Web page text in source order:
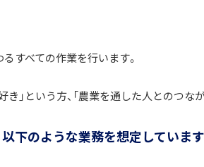
るすべての作業を行います。
き」という方、「農業を通した人とのつな
下のような業務を想定しています